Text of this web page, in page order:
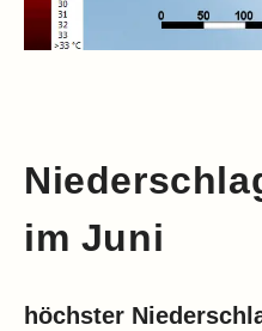
im Juni
höchster